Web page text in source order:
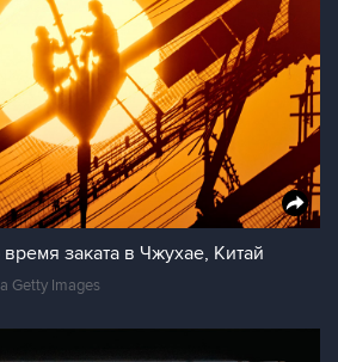
заката в Чжухае, Китай
Getty Images